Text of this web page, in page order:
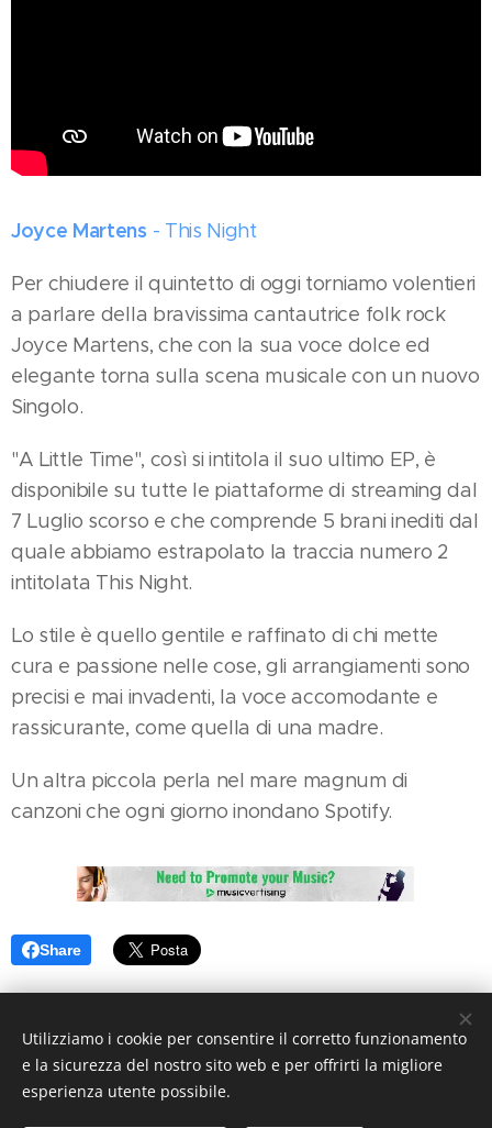
Joyce Martens - This Night
Per chiudere il quintetto di oggi torniamo volentieri
a parlare della bravissima cantautrice folk rock
Joyce Martens, che con la sua voce dolce ed
elegante torna sulla scena musicale con un nuovo
Singolo.
"A Little Time", così si intitola il suo ultimo EP, è
disponibile su tutte le piattaforme di streaming dal
7 Luglio scorso e che comprende 5 brani inediti dal
quale abbiamo estrapolato la traccia numero 2
intitolata This Night.
Lo stile è quello gentile e raffinato di chi mette
cura e passione nelle cose, gli arrangiamenti sono
precisi e mai invadenti, la voce accomodante e
rassicurante, come quella di una madre.
Un altra piccola perla nel mare magnum di
canzoni che ogni giorno inondano Spotify.
Share
© 2019 www.artistionline.tv
Utilizziamo i cookie per consentire il corretto funzionamento
e la sicurezza del nostro sito web e per offrirti la migliore
esperienza utente possibile.